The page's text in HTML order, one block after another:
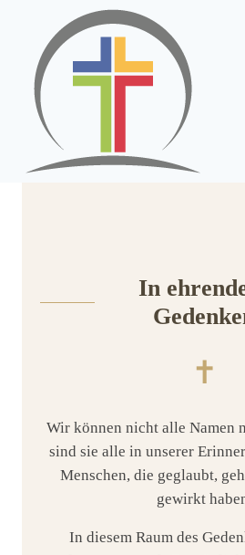
springen
In
✝
Wir können nicht alle Namen
sind sie alle in unserer
Menschen, die geglaubt,
gewirkt
In diesem Raum des